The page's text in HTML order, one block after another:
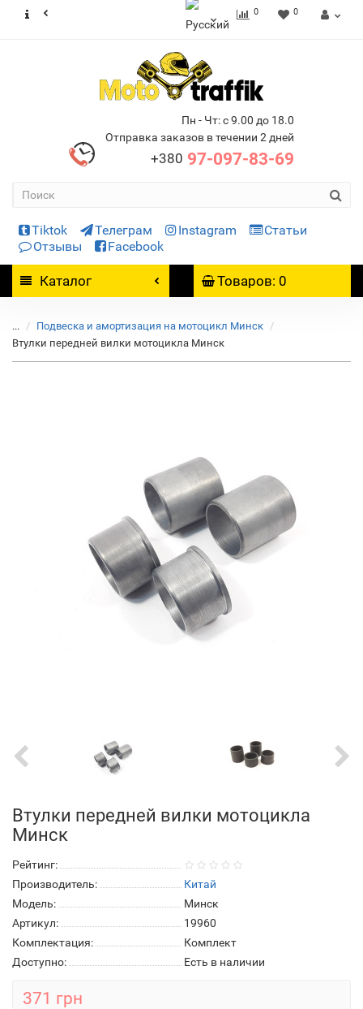
0 0
Пн - Чт: с 9.00 до 18.0
Отправка заказов в течении 2 дней
+380 97-097-83-69
Tiktok Телеграм Instagram
Статьи
Отзывы
Facebook
Каталог Товаров: 0
...
Подвеска и амортизация на мотоцикл Минск
Втулки передней вилки мотоцикла Минск
Втулки передней вилки мотоцикла
Минск
Рейтинг:
Производитель:
Китай
Модель:
Минск
Артикул:
19960
Комплектация:
Комплект
Доступно:
Есть в наличии
371 грн